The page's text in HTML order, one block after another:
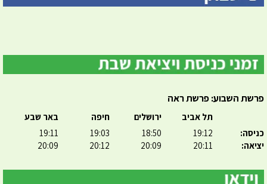
פרשת השבוע: פרשת ראה
כניסה:
יציאה:
תל אביב
19:12
20:11
ירושלים
18:50
20:09
חיפה
19:03
20:12
באר שבע
19:11
20:09